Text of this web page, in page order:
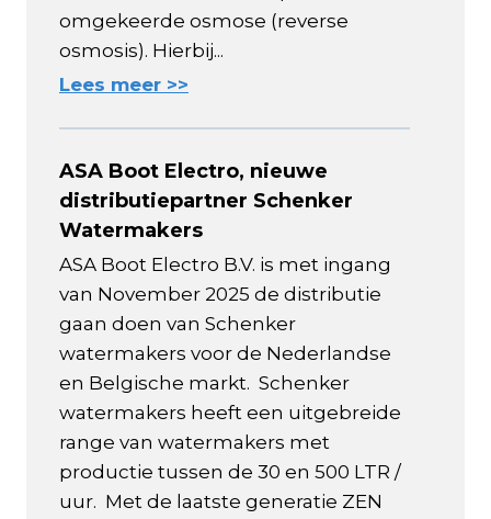
omgekeerde osmose (reverse
osmosis). Hierbij...
Lees meer >>
ASA Boot Electro, nieuwe
distributiepartner Schenker
Watermakers
ASA Boot Electro B.V. is met ingang
van November 2025 de distributie
gaan doen van Schenker
watermakers voor de Nederlandse
en Belgische markt. Schenker
watermakers heeft een uitgebreide
range van watermakers met
productie tussen de 30 en 500 LTR /
uur. Met de laatste generatie ZEN